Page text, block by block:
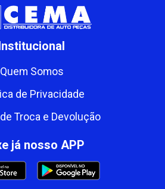
Quem Somos
de Privacidade
Troca e Devolução
já nosso APP